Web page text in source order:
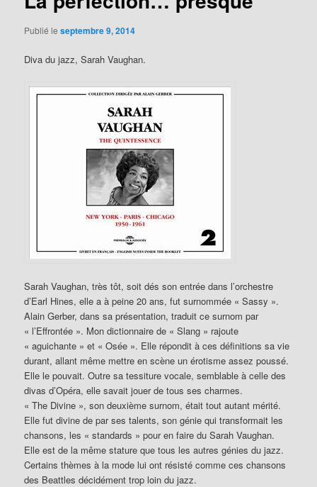
Publié leseptembre 9, 2014
Diva du jazz, Sarah Vaughan.
Sarah Vaughan, très tôt, soit dés son entrée dans l’orchestre
d’Earl Hines, elle a à peine 20 ans, fut surnommée « Sassy ».
Alain Gerber, dans sa présentation, traduit ce surnom par
« l’Effrontée ». Mon dictionnaire de « Slang » rajoute
« aguichante » et « Osée ». Elle répondit à ces définitions sa vie
durant, allant même mettre en scène un érotisme assez poussé.
Elle le pouvait. Outre sa tessiture vocale, semblable à celle des
divas d’Opéra, elle savait jouer de tous ses charmes.
« The Divine », son deuxième surnom, était tout autant mérité.
Elle fut divine de par ses talents, son génie qui transformait les
chansons, les « standards » pour en faire du Sarah Vaughan.
Elle est de la même stature que tous les autres génies du jazz.
Certains thèmes à la mode lui ont résisté comme ces chansons
des Beattles décidément trop loin du jazz.